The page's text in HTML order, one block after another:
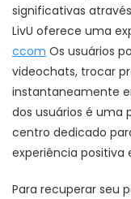
significativas
LivU oferece uma
ccom Os usuários
videochats, trocar
instantaneamente
dos usuários é uma
centro dedicado
experiência positiva
Para recuperar seu